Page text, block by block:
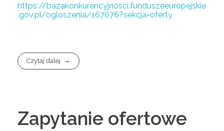
https://bazakonkurencyjnosci.funduszeeuropejskie
.gov.pl/ogloszenia/167676?sekcja=oferty
Czytaj dalej
Zapytanie ofertowe